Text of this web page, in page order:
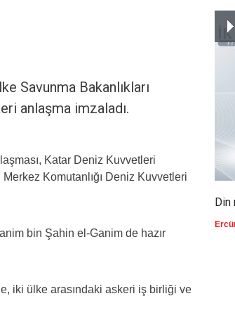
Savunma Bakanlıkları
anlaşma imzaladı.
Katar Deniz Kuvvetleri
Komutanlığı Deniz Kuvvetleri
bin Şahin el-Ganim de hazır
iki ülke arasındaki askeri iş birliği ve
Din